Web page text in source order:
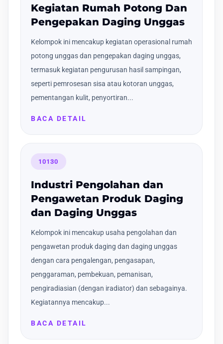
Kegiatan Rumah Potong Dan
Pengepakan Daging Unggas
Kelompok ini mencakup kegiatan operasional rumah
potong unggas dan pengepakan daging unggas,
termasuk kegiatan pengurusan hasil sampingan,
seperti pemrosesan sisa atau kotoran unggas,
pementangan kulit, penyortiran...
BACA DETAIL
10130
Industri Pengolahan dan
Pengawetan Produk Daging
dan Daging Unggas
Kelompok ini mencakup usaha pengolahan dan
pengawetan produk daging dan daging unggas
dengan cara pengalengan, pengasapan,
penggaraman, pembekuan, pemanisan,
pengiradiasian (dengan iradiator) dan sebagainya.
Kegiatannya mencakup...
BACA DETAIL